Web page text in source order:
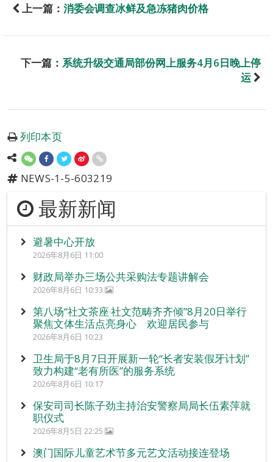
上一篇： 消委会调查冰鲜及急冻猪肉价格
下一篇： 系统升级交通局部份网上服务4月6日晚上停
运
列印本页
NEWS-1-5-603219
最新新闻
避暑中心开放
2026年8月6日 11:00
财政局举办三场公共采购法专题讲解会
2026年8月6日 10:33
第八场“社文茶座‧社文范畴齐齐倾”8月20日举行
聚焦文体生活点亮身心 欢迎居民参与
2026年8月6日 10:23
卫生局于8月7日开展新一轮“长者安装假牙计划”
致力构建“老有所医”的服务系统
2026年8月6日 10:17
保安司司长陈子劲主持治安警察局局长伍素萍就
职仪式
2026年8月5日 22:25
澳门国际儿童艺术节多元艺文活动接连登场